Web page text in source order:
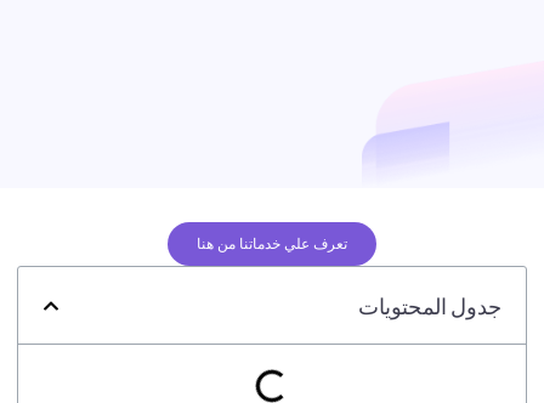
تعرف علي خدماتنا من هنا
جدول المحتويات